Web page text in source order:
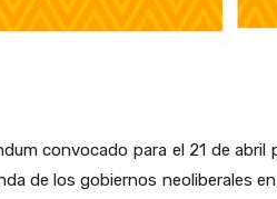
convocado para el 21 de
de los gobiernos neoliberales